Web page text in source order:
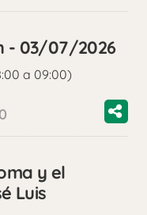
- 03/07/2026
a 09:00)
y el
Luis